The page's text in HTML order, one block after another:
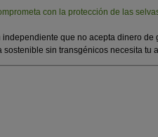
con la protección de las
que no acepta dinero de
sin transgénicos necesita tu